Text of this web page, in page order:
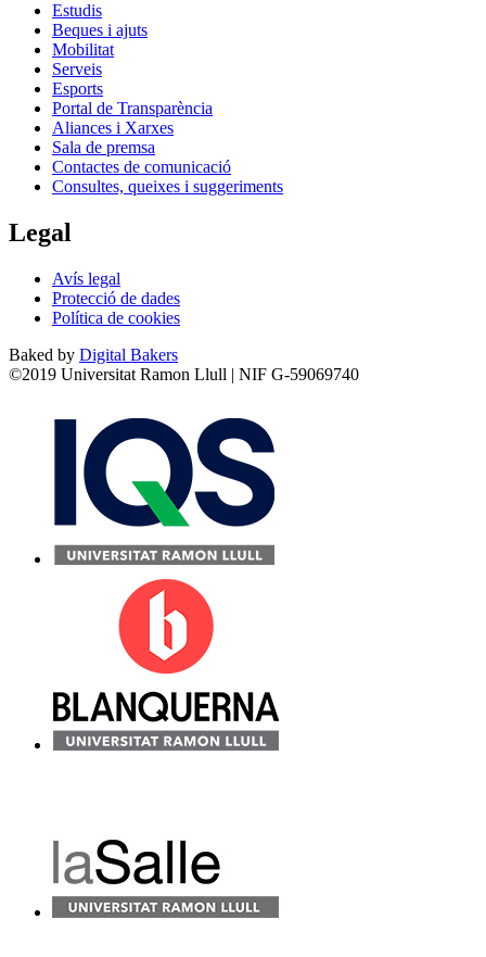
Estudis
Beques i ajuts
Mobilitat
Serveis
Esports
Portal de Transparència
Aliances i Xarxes
Sala de premsa
Contactes de comunicació
Consultes, queixes i suggeriments
Legal
Avís legal
Protecció de dades
Política de cookies
Baked by Digital Bakers
©2019 Universitat Ramon Llull | NIF G-59069740